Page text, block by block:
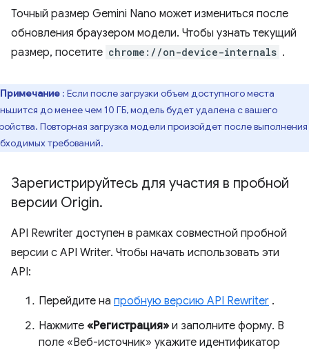
Точный размер Gemini Nano может измениться после
обновления браузером модели. Чтобы узнать текущий
размер, посетите chrome://on-device-internals .
Примечание : Если после загрузки объем доступного места
до менее чем 10 ГБ, модель будет удалена с вашего
Повторная загрузка модели произойдет после выполнения
требований.
Зарегистрируйтесь для участия в пробной
версии Origin.
API Rewriter доступен в рамках совместной пробной
версии с API Writer. Чтобы начать использовать эти
API:
Перейдите на пробную версию API Rewriter .
Нажмите «Регистрация» и заполните форму. В
поле «Веб-источник» укажите идентификатор